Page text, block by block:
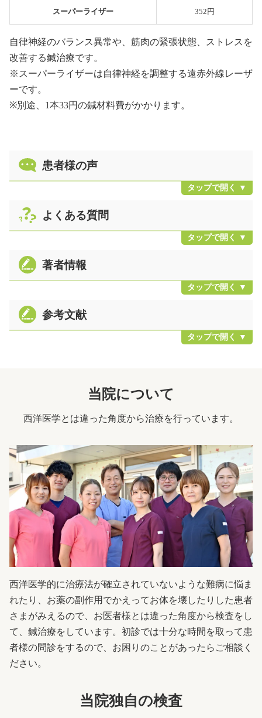
スーパーライザー 352円
自律神経のバランス異常や、筋肉の緊張状態、ストレスを
改善する鍼治療です。
※スーパーライザーは自律神経を調整する遠赤外線レーザ
ーです。
※別途、1本33円の鍼材料費がかかります。
患者様の声
よくある質問
著者情報
参考文献
当院について
西洋医学とは違った角度から治療を行っています。
西洋医学的に治療法が確立されていないような難病に悩ま
れたり、お薬の副作用でかえってお体を壊したりした患者
さまがみえるので、お医者様とは違った角度から検査をし
て、鍼治療をしています。初診では十分な時間を取って患
者様の問診をするので、お困りのことがあったらご相談く
ださい。
当院独自の検査